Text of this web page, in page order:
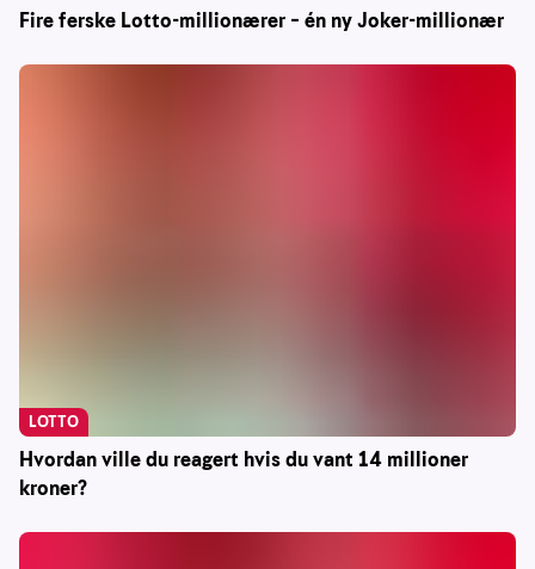
Fire ferske Lotto-millionærer – én ny Joker-millionær
Hvordan ville du reagert hvis du vant 14 millioner
kroner?
LOTTO